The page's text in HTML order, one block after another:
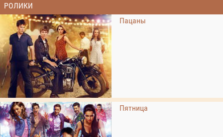
РОЛИКИ
Пацаны
Пятница